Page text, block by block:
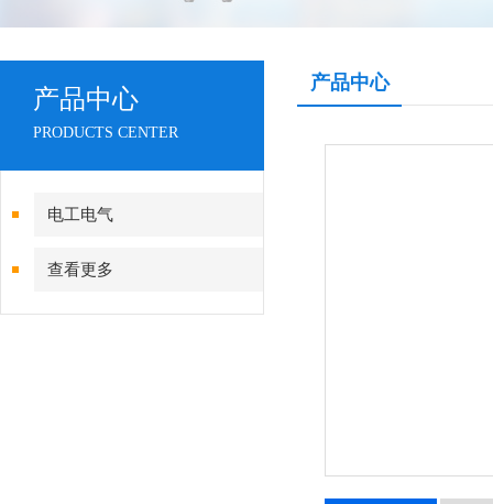
产品中心
PRODUCTS CENTER
电工电气
查看更多
产品中心